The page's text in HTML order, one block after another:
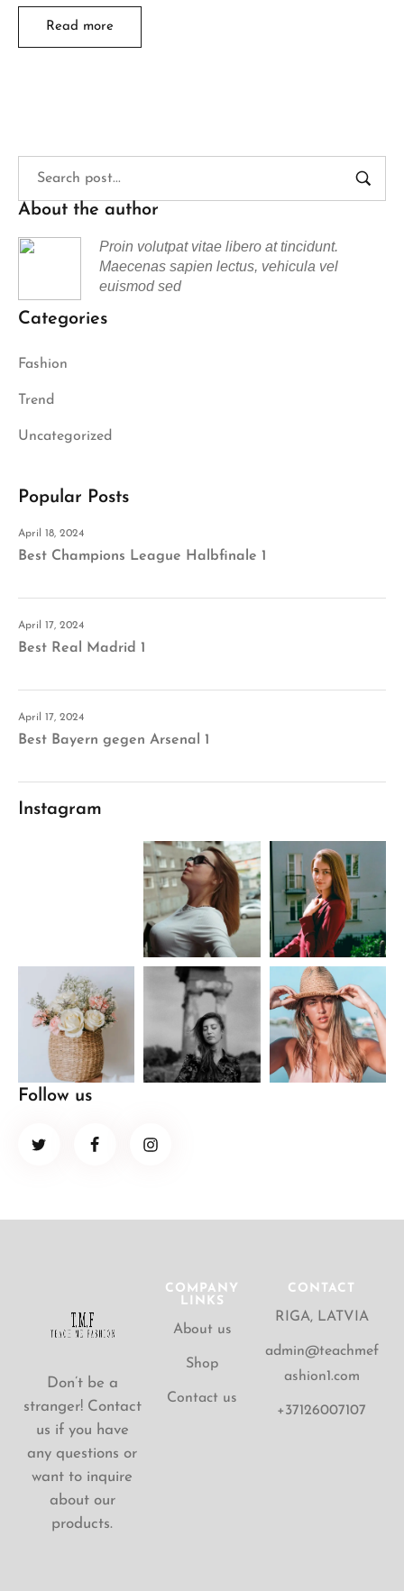
Read more
About the author
Proin volutpat vitae libero at tincidunt.
Maecenas sapien lectus, vehicula vel
euismod sed
Categories
Fashion
Trend
Uncategorized
Popular Posts
April 18, 2024
Best Champions League Halbfinale 1
April 17, 2024
Best Real Madrid 1
April 17, 2024
Best Bayern gegen Arsenal 1
Instagram
Follow us
Don’t be a
stranger! Contact
us if you have
any questions or
want to inquire
about our
products.
COMPANY
LINKS
About us
Shop
Contact us
CONTACT
RIGA, LATVIA
admin@teachmef
ashion1.com
+37126007107